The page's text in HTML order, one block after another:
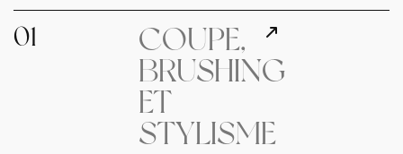
01
COUPE,
BRUSHING
ET
STYLISME